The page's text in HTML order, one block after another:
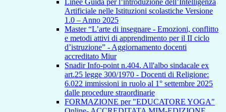
Linee Guida per l’introduzione dell’Intelligenza
Artificiale nelle Istituzioni scolastiche Versione
1.0 – Anno 2025
Master “L’arte di insegnare - Emozioni, conflitto
e metodi attivi di apprendimento per il II ciclo
d’istruzione” - Aggiornamento docenti
accreditato Miur
Snadir Info-point n.404. All'albo sindacale ex
art.25 legge 300/1970 - Docenti di Religione:
6.022 immissioni in ruolo al 1° settembre 2025
dalle procedure straordinarie
FORMAZIONE per "EDUCATORE YOGA"